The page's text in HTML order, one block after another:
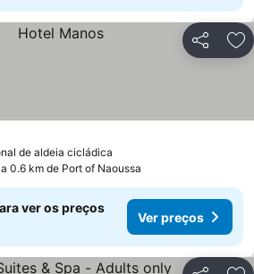
Partilhar
de aldeia cicládica
a 0.6 km de Port of Naoussa
ver os preços
Ver preços